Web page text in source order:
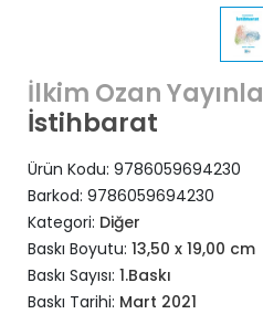
İlkim Ozan
İstihbarat
Ürün Kodu: 9786059694230
Barkod: 9786059694230
Kategori: Diğer
Baskı Boyutu: 13,50 x 19,00 cm
Baskı Sayısı: 1.Baskı
Baskı Tarihi: Mart 2021